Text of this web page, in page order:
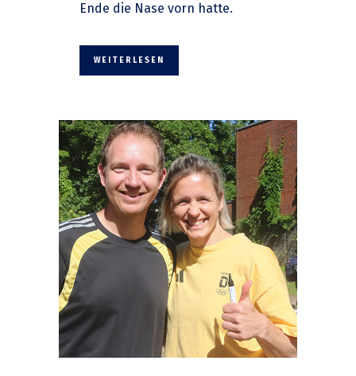
Ende die Nase vorn hatte.
WEITERLESEN